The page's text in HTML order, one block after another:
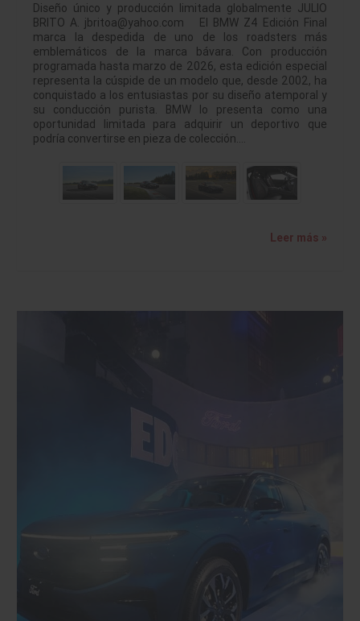
Diseño único y producción limitada globalmente JULIO
BRITO A. jbritoa@yahoo.com El BMW Z4 Edición Final
marca la despedida de uno de los roadsters más
emblemáticos de la marca bávara. Con producción
programada hasta marzo de 2026, esta edición especial
representa la cúspide de un modelo que, desde 2002, ha
conquistado a los entusiastas por su diseño atemporal y
su conducción purista. BMW lo presenta como una
oportunidad limitada para adquirir un deportivo que
podría convertirse en pieza de colección.…
Leer más »